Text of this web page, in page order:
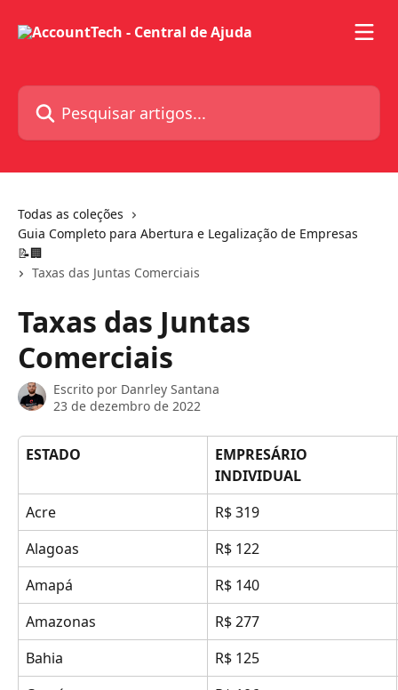
Pesquisar artigos...
Todas as coleções
Guia Completo para Abertura e Legalização de Empresas
📝🏢
Taxas das Juntas Comerciais
Taxas das Juntas
Comerciais
Escrito por Danrley Santana
23 de dezembro de 2022
ESTADO
EMPRESÁRIO
INDIVIDUAL
Acre
R$ 319
Alagoas
R$ 122
Amapá
R$ 140
Amazonas
R$ 277
Bahia
R$ 125